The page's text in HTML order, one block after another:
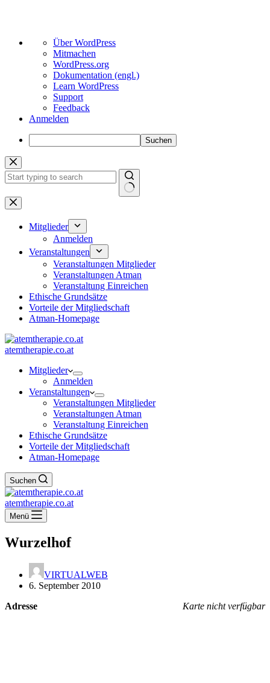
Über
WordPress
Über WordPress
Mitmachen
WordPress.org
Dokumentation (engl.)
Learn WordPress
Support
Feedback
Anmelden
Suchen
Zum
Inhalt
springen
Keine
Ergebnisse
Mitglieder
Anmelden
Veranstaltungen
Veranstaltungen Mitglieder
Veranstaltungen Atman
Veranstaltung Einreichen
Ethische Grundsätze
Vorteile der Mitgliedschaft
Atman-Homepage
atemtherapie.co.at
Mitglieder
Anmelden
Veranstaltungen
Veranstaltungen Mitglieder
Veranstaltungen Atman
Veranstaltung Einreichen
Ethische Grundsätze
Vorteile der Mitgliedschaft
Atman-Homepage
Suchen
atemtherapie.co.at
Menü
Wurzelhof
VIRTUALWEB
6. September 2010
Karte nicht verfügbar
Adresse